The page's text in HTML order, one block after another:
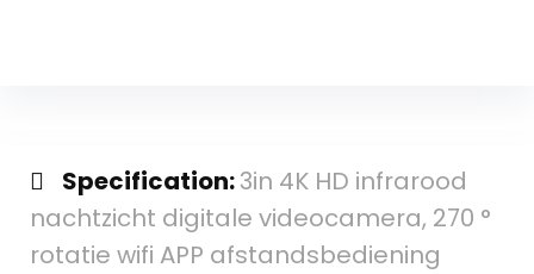
Specification:3in 4K HD infrarood
nachtzicht digitale videocamera, 270 °
rotatie wifi APP afstandsbediening